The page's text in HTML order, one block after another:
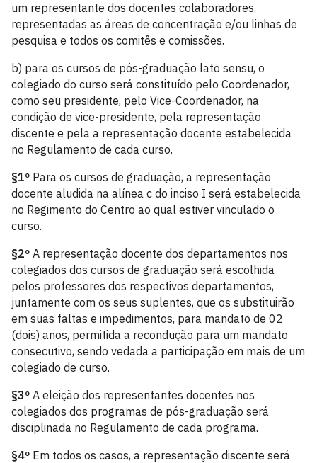
um representante dos docentes colaboradores,
representadas as áreas de concentração e/ou linhas de
pesquisa e todos os comitês e comissões.
b) para os cursos de pós-graduação lato sensu, o
colegiado do curso será constituído pelo Coordenador,
como seu presidente, pelo Vice-Coordenador, na
condição de vice-presidente, pela representação
discente e pela a representação docente estabelecida
no Regulamento de cada curso.
§1º Para os cursos de graduação, a representação
docente aludida na alínea c do inciso I será estabelecida
no Regimento do Centro ao qual estiver vinculado o
curso.
§2º A representação docente dos departamentos nos
colegiados dos cursos de graduação será escolhida
pelos professores dos respectivos departamentos,
juntamente com os seus suplentes, que os substituirão
em suas faltas e impedimentos, para mandato de 02
(dois) anos, permitida a recondução para um mandato
consecutivo, sendo vedada a participação em mais de um
colegiado de curso.
§3º A eleição dos representantes docentes nos
colegiados dos programas de pós-graduação será
disciplinada no Regulamento de cada programa.
§4º Em todos os casos, a representação discente será